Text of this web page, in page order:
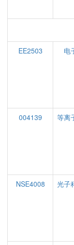
EE2503 电
004139
等离
NSE4008
光子